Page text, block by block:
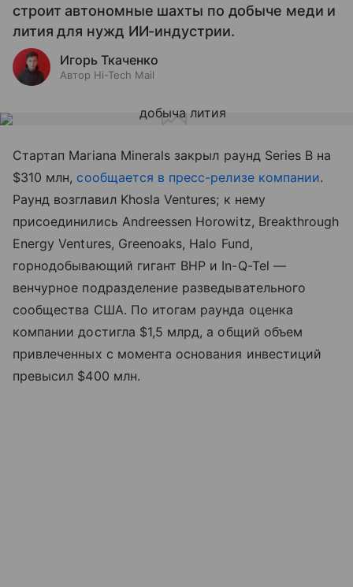
строит автономные шахты по добыче меди и
лития для нужд ИИ-индустрии.
Игорь Ткаченко
Автор Hi-Tech Mail
Стартап Mariana Minerals закрыл раунд Series B на
$310 млн, сообщается в пресс-релизе компании.
Раунд возглавил Khosla Ventures; к нему
присоединились Andreessen Horowitz, Breakthrough
Energy Ventures, Greenoaks, Halo Fund,
горнодобывающий гигант BHP и In-Q-Tel —
венчурное подразделение разведывательного
сообщества США. По итогам раунда оценка
компании достигла $1,5 млрд, а общий объем
привлеченных с момента основания инвестиций
превысил $400 млн.